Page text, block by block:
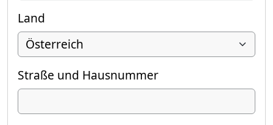
Land
Straße und Hausnummer